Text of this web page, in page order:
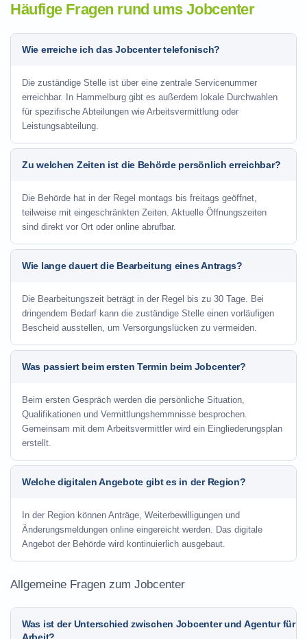
Häufige Fragen rund ums Jobcenter
Wie erreiche ich das Jobcenter telefonisch?
Die zuständige Stelle ist über eine zentrale Servicenummer
erreichbar. In Hammelburg gibt es außerdem lokale Durchwahlen
für spezifische Abteilungen wie Arbeitsvermittlung oder
Leistungsabteilung.
Zu welchen Zeiten ist die Behörde persönlich erreichbar?
Die Behörde hat in der Regel montags bis freitags geöffnet,
teilweise mit eingeschränkten Zeiten. Aktuelle Öffnungszeiten
sind direkt vor Ort oder online abrufbar.
Wie lange dauert die Bearbeitung eines Antrags?
Die Bearbeitungszeit beträgt in der Regel bis zu 30 Tage. Bei
dringendem Bedarf kann die zuständige Stelle einen vorläufigen
Bescheid ausstellen, um Versorgungslücken zu vermeiden.
Was passiert beim ersten Termin beim Jobcenter?
Beim ersten Gespräch werden die persönliche Situation,
Qualifikationen und Vermittlungshemmnisse besprochen.
Gemeinsam mit dem Arbeitsvermittler wird ein Eingliederungsplan
erstellt.
Welche digitalen Angebote gibt es in der Region?
In der Region können Anträge, Weiterbewilligungen und
Änderungsmeldungen online eingereicht werden. Das digitale
Angebot der Behörde wird kontinuierlich ausgebaut.
Allgemeine Fragen zum Jobcenter
Was ist der Unterschied zwischen Jobcenter und Agentur für